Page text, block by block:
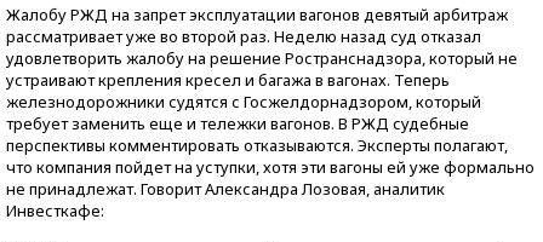
Жалобу РЖД на запрет эксплуатации вагонов девятый арбитраж
рассматривает уже во второй раз. Неделю назад суд отказал
удовлетворить жалобу на решение Ространснадзора, который не
устраивают крепления кресел и багажа в вагонах. Теперь
железнодорожники судятся с Госжелдорнадзором, который
требует заменить еще и тележки вагонов. В РЖД судебные
перспективы комментировать отказываются. Эксперты полагают,
что компания пойдет на уступки, хотя эти вагоны ей уже формально
не принадлежат. Говорит Александра Лозовая, аналитик
Инвесткафе: